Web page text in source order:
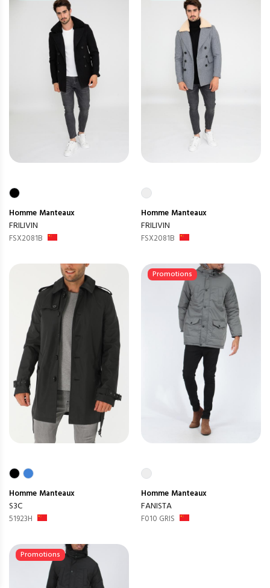
Homme Manteaux
FRILIVIN
FSX2081B
Homme Manteaux
FRILIVIN
FSX2081B
Homme Manteaux
S3C
51923H
Promotions
Homme Manteaux
FANISTA
F010 GRIS
Promotions